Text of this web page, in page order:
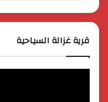
قرية غزالة السياحية